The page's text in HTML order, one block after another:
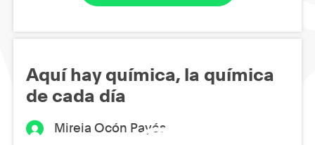
Aquí hay química, la química
de cada día
Mireia Ocón Payés